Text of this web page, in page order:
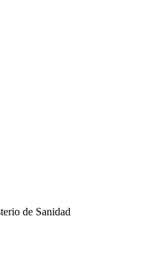
de Sanidad